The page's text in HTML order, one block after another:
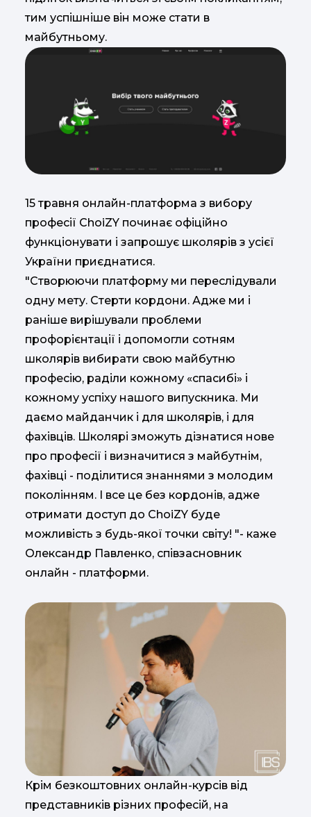
тим успішніше він може стати в
майбутньому.
15 травня онлайн-платформа з вибору
професії ChoiZY починає офіційно
функціонувати і запрошує школярів з усієї
України приєднатися.
"Створюючи платформу ми переслідували
одну мету. Стерти кордони. Адже ми і
раніше вирішували проблеми
профорієнтації і допомогли сотням
школярів вибирати свою майбутню
професію, раділи кожному «спасибі» і
кожному успіху нашого випускника. Ми
даємо майданчик і для школярів, і для
фахівців. Школярі зможуть дізнатися нове
про професії і визначитися з майбутнім,
фахівці - поділитися знаннями з молодим
поколінням. І все це без кордонів, адже
отримати доступ до ChoiZY буде
можливість з будь-якої точки світу! "- каже
Олександр Павленко, співзасновник
онлайн - платформи.
Крім безкоштовних онлайн-курсів від
представників різних професій, на